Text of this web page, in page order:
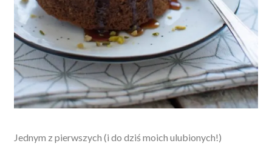
Jednym z pierwszych (i do dziś moich ulubionych!)